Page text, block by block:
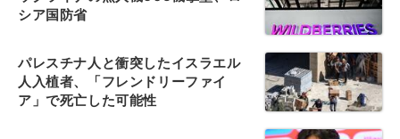
シア国防省
パレスチナ人と衝突したイスラエル
人入植者、「フレンドリーファイ
ア」で死亡した可能性